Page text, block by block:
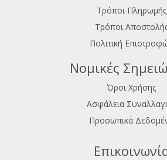
Τρόποι Πληρωμής
Τρόποι
Πολιτική
Νομικές
Όροι Χρήσης
Ασφάλεια
Προσωπικά